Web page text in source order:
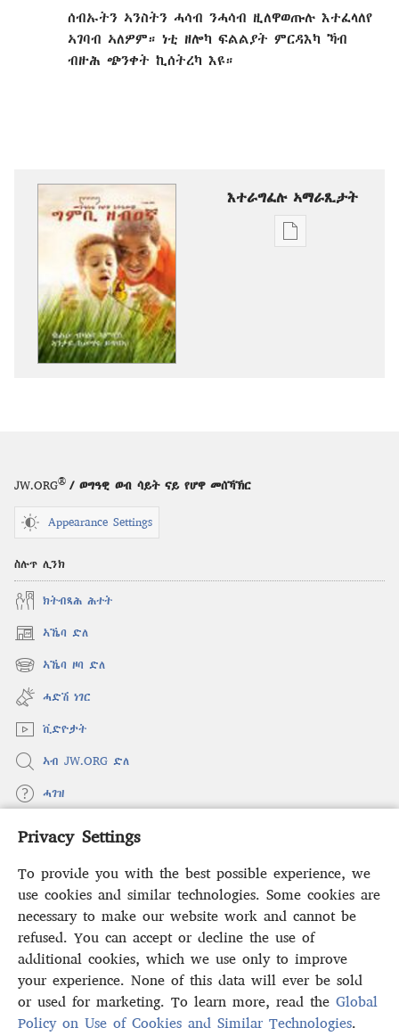
Privacy Settings
To provide you with the best possible experience, we
use cookies and similar technologies. Some cookies are
necessary to make our website work and cannot be
refused. You can accept or decline the use of
additional cookies, which we use only to improve
your experience. None of this data will ever be sold
or used for marketing. To learn more, read the Global
Policy on Use of Cookies and Similar Technologies
ሰብኡትን ኣንስትን ሓሳብ ንሓሳብ ዚለዋወጡሉ እተፈላለየ
ኣገባብ ኣለዎም። ነቲ ዘሎካ ፍልልያት ምርዳእካ ኻብ
ብዙሕ ጭንቀት ኪሰትረካ እዩ።
እተራግፈሉ ኣማራጺታት
ዲጂታዊ
JW.ORG® / ወግዓዊ ወብ ሳይት ናይ የሆዋ መሰኻኽር
Appearance Settings
ስሉጥ ሊንክ
ክትብጻሕ ሕተት
ኣኼባ ድለ
(opens
new
window)
ኣኼባ ዞባ ድለ
(opens
new
window)
ሓድሽ ነገር
ቪድዮታት
ኣብ JW.ORG ድለ
ሓገዝ
ወፈያ
(opens
window)
ቤተ መጻሕፍቲ ኢንተርነት ግምቢ ዘብዐኛ
(opens
new
window)JW Hub ®
(opens
new
JW Library